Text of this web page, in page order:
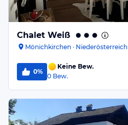
Chalet Weiß
Mönichkirchen · Niederösterreich
0%
Keine Bew.
0 Bew.